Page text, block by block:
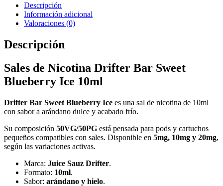
Descripción
Información adicional
Valoraciones (0)
Descripción
Sales de Nicotina Drifter Bar Sweet
Blueberry Ice 10ml
Drifter Bar Sweet Blueberry Ice es una sal de nicotina de 10ml
con sabor a arándano dulce y acabado frío.
Su composición 50VG/50PG está pensada para pods y cartuchos
pequeños compatibles con sales. Disponible en 5mg, 10mg y 20mg,
según las variaciones activas.
Marca: Juice Sauz Drifter.
Formato: 10ml.
Sabor: arándano y hielo.